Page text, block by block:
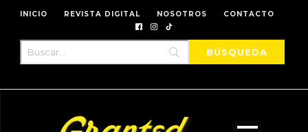
INICIO REVISTA DIGITAL NOSOTROS CONTACTO